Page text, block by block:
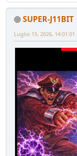
SUPER-J11BIT
Luglio 15, 2026, 14:01:01